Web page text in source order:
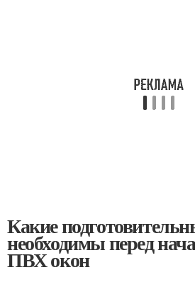
Какие
необходимы перед
ПВХ окон